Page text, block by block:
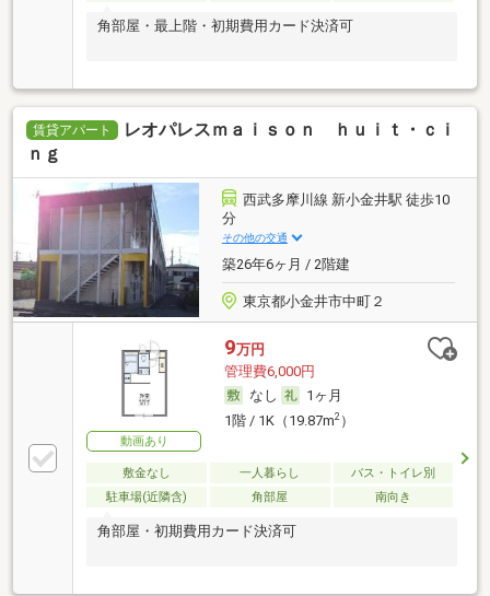
角部屋・最上階・初期費用カード決済可
賃貸アパート
レオパレスｍａｉｓｏｎ ｈｕｉｔ・ｃｉ
ｎｇ
西武多摩川線 新小金井駅 徒歩10
分
その他の交通
築26年6ヶ月 / 2階建
東京都小金井市中町２
動画あり
9万円
管理費6,000円
なし
1ヶ月
1階 / 1K（19.87m2）
敷金なし 一人暮らし
バス・トイレ別
駐車場(近隣含)
角部屋 南向き
角部屋・初期費用カード決済可